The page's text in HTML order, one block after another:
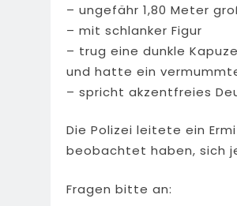
– ungefähr 1,80 Meter
– mit schlanker Figur
– trug eine dunkle
und hatte ein
– spricht akzentfreies
Die Polizei leitete ein
beobachtet haben, sich
Fragen bitte an: